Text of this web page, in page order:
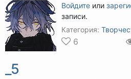
Войдите или
записи.
Категория:
6
_5